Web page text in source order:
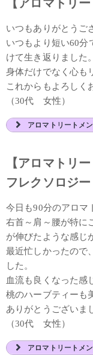
【アロマトリ
いつもありがとうご
いつもより短い60分
けて生き返りました。
身体だけでなく心も
これからもよろしく
（30代 女性）
アロマトリートメ
【アロマトリ
フレクソロジー
今日も90分のアロマ
右首～肩～腰が特に
が伸びたような感じ
最近忙しかったので
した。
血流も良くなった感
桃のハーブティーも
ありがとうございま
（30代 女性）
アロマトリートメ